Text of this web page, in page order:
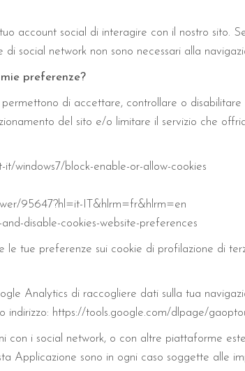
account social di interagire con il nostro sito.
social network non sono necessari alla
preferenze?
di accettare, controllare o
del sito e/o limitare il servizio che
windows7/block-enable-or-allow-cookies
95647?hl=it-IT&hlrm=fr&hlrm=en
disable-cookies-website-preferences
le tue preferenze sui cookie di profilazione di
Analytics di raccogliere dati sulla tua
indirizzo: https://tools.google.com/dlpage/
con i social network, o con altre piattaforme
Applicazione sono in ogni caso soggette alle